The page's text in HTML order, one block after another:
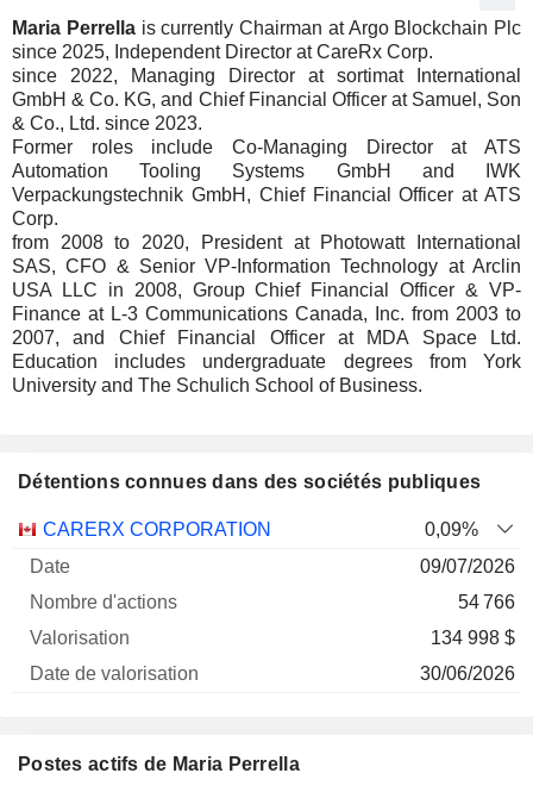
Maria Perrellais currently Chairman at Argo Blockchain Plc
since 2025, Independent Director at CareRx Corp.
since 2022, Managing Director at sortimat International
GmbH & Co. KG, and Chief Financial Officer at Samuel, Son
& Co., Ltd. since 2023.
Former roles include Co-Managing Director at ATS
Automation Tooling Systems GmbH and IWK
Verpackungstechnik GmbH, Chief Financial Officer at ATS
Corp.
from 2008 to 2020, President at Photowatt International
SAS, CFO & Senior VP-Information Technology at Arclin
USA LLC in 2008, Group Chief Financial Officer & VP-
Finance at L-3 Communications Canada, Inc. from 2003 to
2007, and Chief Financial Officer at MDA Space Ltd.
Education includes undergraduate degrees from York
University and The Schulich School of Business.
Détentions connues dans des sociétés publiques
Nombre
Date de
CARERX CORPORATION
0,09%
09/07/2026
54 766
134 998 $
30/06/2026
Postes actifs de Maria Perrella